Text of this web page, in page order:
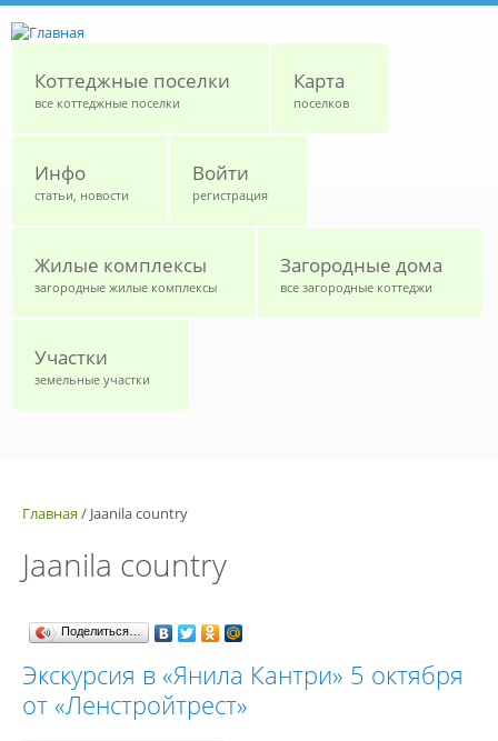
Коттеджные поселки
все коттеджные поселки
Карта
поселков
Инфо
статьи, новости
Войти
регистрация
Жилые комплексы
загородные жилые комплексы
Загородные дома
все загородные коттеджи
Участки
земельные участки
Главная / Jaanila country
Jaanila country
Поделиться…
Экскурсия в «Янила Кантри» 5 октября
от «Ленстройтрест»